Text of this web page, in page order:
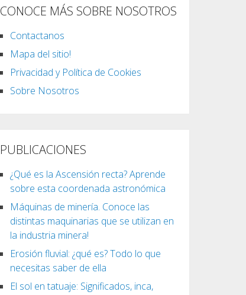
CONOCE MÁS SOBRE NOSOTROS
Contactanos
Mapa del sitio!
Privacidad y Política de Cookies
Sobre Nosotros
PUBLICACIONES
¿Qué es la Ascensión recta? Aprende
sobre esta coordenada astronómica
Máquinas de minería. Conoce las
distintas maquinarias que se utilizan en
la industria minera!
Erosión fluvial: ¿qué es? Todo lo que
necesitas saber de ella
El sol en tatuaje: Significados, inca,